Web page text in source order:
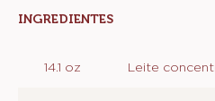
INGREDIENTES
14.1 oz Leite